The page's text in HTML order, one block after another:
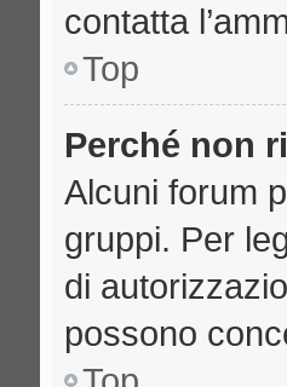
contatta
Top
Perché non
Alcuni forum
gruppi. Per
di
possono